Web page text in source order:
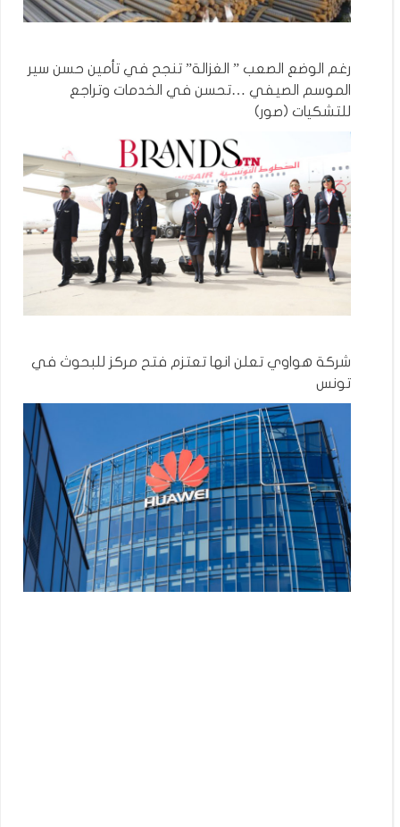
رغم الوضع الصعب ” الغزالة” تنجح في تأمين حسن سير
الموسم الصيفي …تحسن في الخدمات وتراجع
للتشكيات (صور)
شركة هواوي تعلن انها تعتزم فتح مركز للبحوث في
تونس